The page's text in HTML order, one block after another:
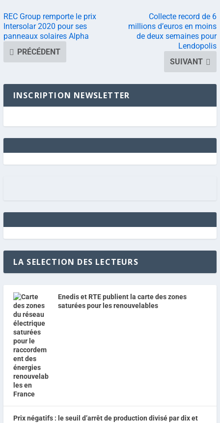
REC Group remporte le prix
Intersolar 2020 pour ses
panneaux solaires Alpha
PRÉCÉDENT
Collecte record de 6
millions d’euros en moins
de deux semaines pour
Lendopolis
SUIVANT
INSCRIPTION NEWSLETTER
LA SELECTION DES LECTEURS
Enedis et RTE publient la carte des zones
saturées pour les renouvelables
Prix négatifs : le seuil d’arrêt de production divisé par dix et